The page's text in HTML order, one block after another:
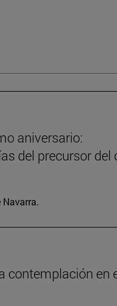
aniversario:
del precursor del
contemplación en